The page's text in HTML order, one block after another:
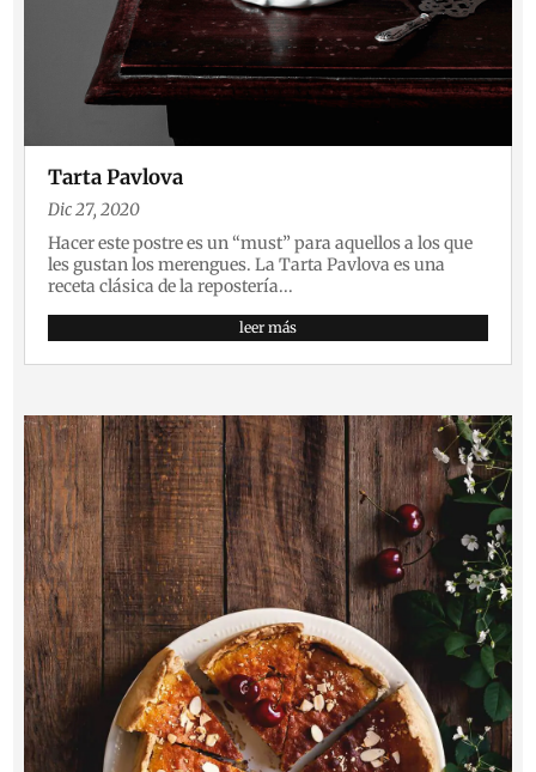
Tarta Pavlova
Dic 27, 2020
Hacer este postre es un “must” para aquellos a los que
les gustan los merengues. La Tarta Pavlova es una
receta clásica de la repostería...
leer más